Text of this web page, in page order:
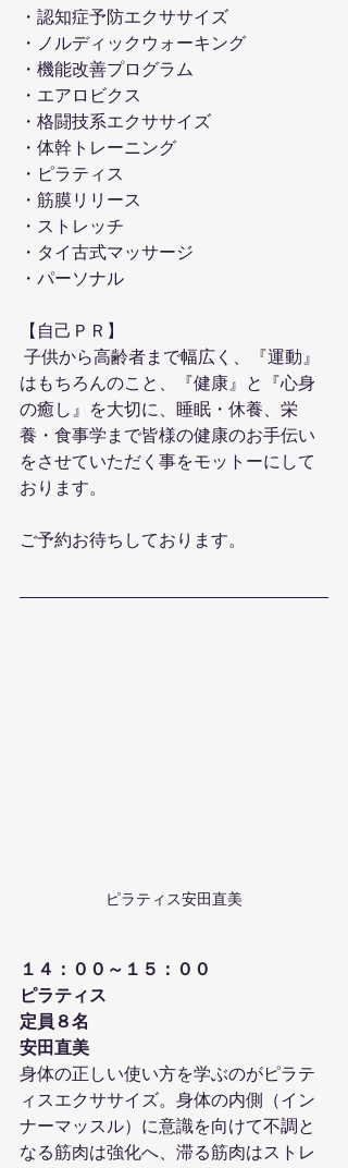
・認知症予防エクササイズ
・ノルディックウォーキング
・機能改善プログラム
・エアロビクス
・格闘技系エクササイズ
・体幹トレーニング
・ピラティス
・筋膜リリース
・ストレッチ
・タイ古式マッサージ
・パーソナル
【自己ＰＲ】
子供から高齢者まで幅広く、『運動』
はもちろんのこと、『健康』と『心身
の癒し』を大切に、睡眠・休養、栄
養・食事学まで皆様の健康のお手伝い
をさせていただく事をモットーにして
おります。
ご予約お待ちしております。
ピラティス安田直美
１４：００～１５：００
ピラティス
定員８名
安田直美
身体の正しい使い方を学ぶのがピラテ
ィスエクササイズ。身体の内側（イン
ナーマッスル）に意識を向けて不調と
なる筋肉は強化へ、滞る筋肉はストレ